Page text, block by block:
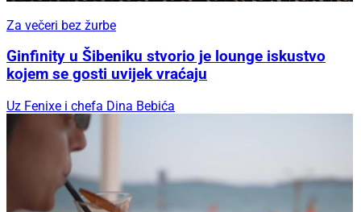
Za večeri bez žurbe
Ginfinity u Šibeniku stvorio je lounge iskustvo
kojem se gosti uvijek vraćaju
Uz Fenixe i chefa Dina Bebića